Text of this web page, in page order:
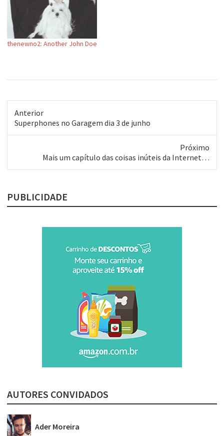
thenewno2: Another John Doe
Anterior
Post
Superphones no Garagem dia 3 de junho
Próximo
PróximoMais um capítulo das coisas inúteis da Internet…
PUBLICIDADE
AUTORES CONVIDADOS
Ader Moreira